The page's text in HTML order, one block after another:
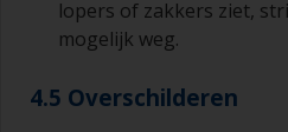
lopers of zakkers ziet,
mogelijk weg.
4.5 Overschilderen